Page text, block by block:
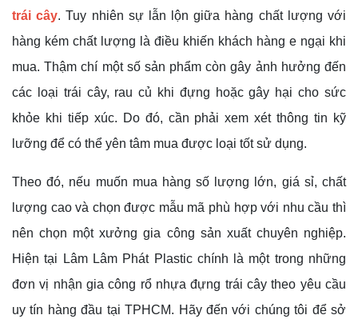
trái cây. Tuy nhiên sự lẫn lộn giữa hàng chất lượng với
hàng kém chất lượng là điều khiến khách hàng e ngại khi
mua. Thậm chí một số sản phẩm còn gây ảnh hưởng đến
các loại trái cây, rau củ khi đựng hoặc gây hại cho sức
khỏe khi tiếp xúc. Do đó, cần phải xem xét thông tin kỹ
lưỡng để có thể yên tâm mua được loại tốt sử dụng.
Theo đó, nếu muốn mua hàng số lượng lớn, giá sỉ, chất
lượng cao và chọn được mẫu mã phù hợp với nhu cầu thì
nên chọn một xưởng gia công sản xuất chuyên nghiệp.
Hiện tại Lâm Lâm Phát Plastic chính là một trong những
đơn vị nhận gia công rổ nhựa đựng trái cây theo yêu cầu
uy tín hàng đầu tại TPHCM. Hãy đến với chúng tôi để sở